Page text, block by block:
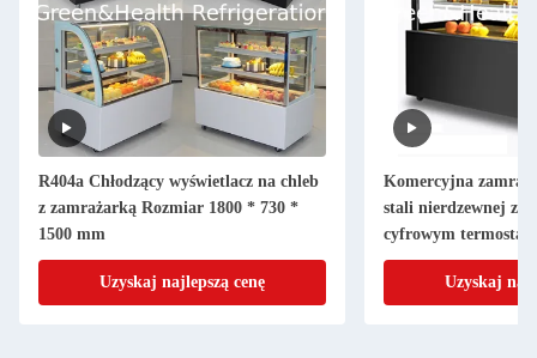
R404a Chłodzący wyświetlacz na chleb
z zamrażarką Rozmiar 1800 * 730 *
1500 mm
Uzyskaj najlepszą cenę
Komercyjna
stali nierdzewnej z
cyfrowym
ciast
Uzyskaj